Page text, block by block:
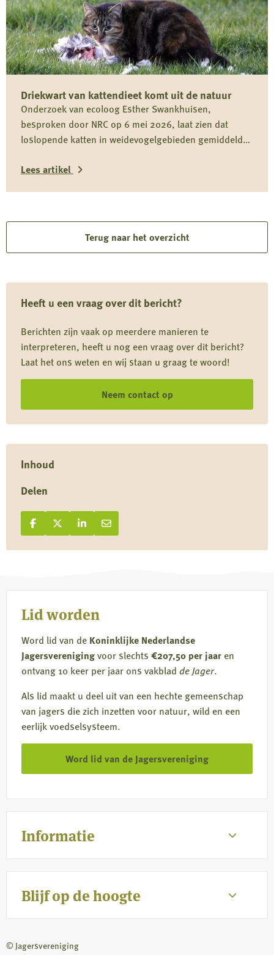
Heeft u een vraag over dit bericht?
Berichten zijn vaak op meerdere manieren te
interpreteren, heeft u nog een vraag over dit bericht?
Laat het ons weten en wij staan u graag te woord!
Neem contact op
Inhoud
Delen
Deel op Facebook
Deel
op
Deel op X
Deel
op
Deel op LinkedIn
Deel
op
Deel via e-mail
Deel
via
over
Reactie
Koninklijke
Nederlandse
Jagersvereniging
rapport
over
vermeende
wolvenstroperij
Driekwart van kattendieet komt uit de natuur
Onderzoek van ecoloog Esther Swankhuisen,
besproken door NRC op 6 mei 2026, laat zien dat
loslopende katten in weidevogelgebieden gemiddeld
onderdeel zijn van het predatiedebat. Voor kwetsbare
Lees artikel
Driekwart
kattendieet
komt
natuur
Terug naar het overzicht
Informatie
Lid worden
Word lid van de Koninklijke Nederlandse
Jagersverenigingvoor slechts €207,50 per jaar en
ontvang 10 keer per jaar ons vakblad de Jager.
Als lid maakt u deel uit van een hechte gemeenschap
van jagers die zich inzetten voor natuur, wild en een
eerlijk voedselsysteem.
Word lid van de Jagersvereniging
Blijf op de hoogte
© Jagersvereniging